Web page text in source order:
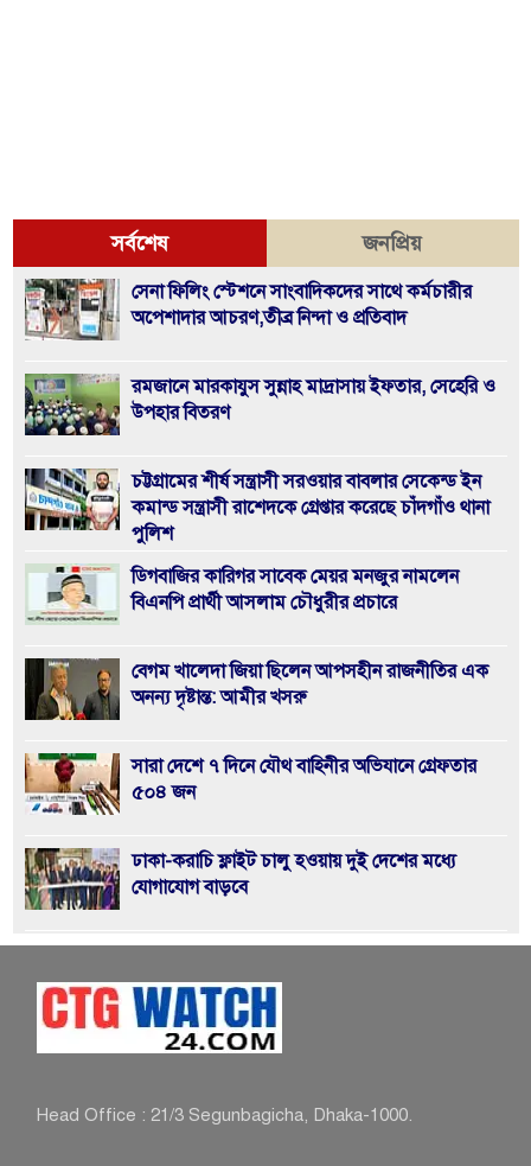
সর্বশেষ জনপ্রিয়
সেনা ফিলিং স্টেশনে সাংবাদিকদের সাথে কর্মচারীর
অপেশাদার আচরণ,তীব্র নিন্দা ও প্রতিবাদ
রমজানে মারকাযুস সুন্নাহ মাদ্রাসায় ইফতার, সেহেরি ও
উপহার বিতরণ
চট্টগ্রামের শীর্ষ সন্ত্রাসী সরওয়ার বাবলার সেকেন্ড ইন
কমান্ড সন্ত্রাসী রাশেদকে গ্রেপ্তার করেছে চাঁদগাঁও থানা
পুলিশ
ডিগবাজির কারিগর সাবেক মেয়র মনজুর নামলেন
বিএনপি প্রার্থী আসলাম চৌধুরীর প্রচারে
বেগম খালেদা জিয়া ছিলেন আপসহীন রাজনীতির এক
অনন্য দৃষ্টান্ত: আমীর খসরু
সারা দেশে ৭ দিনে যৌথ বাহিনীর অভিযানে গ্রেফতার
৫০৪ জন
ঢাকা-করাচি ফ্লাইট চালু হওয়ায় দুই দেশের মধ্যে
যোগাযোগ বাড়বে
ইতিহাসের মাইলফলক
খুলশীতে জামায়াত প্রার্থী হেলালীর গণসংযোগে হামলা,
Head Office : 21/3 Segunbagicha, Dhaka-1000.